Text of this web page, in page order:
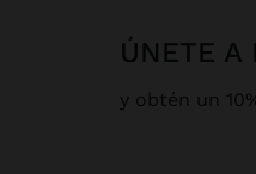
ÚNETE
y obtén un